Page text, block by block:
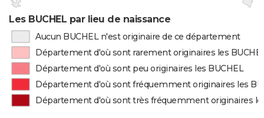
Les BUCHEL par lieu de naissance
Aucun BUCHEL n'est originaire de ce département
Département d'où sont rarement originaires les
Département d'où sont peu originaires les BUCHEL
Département d'où sont fréquemment originaires les
Département d'où sont très fréquemment originaires